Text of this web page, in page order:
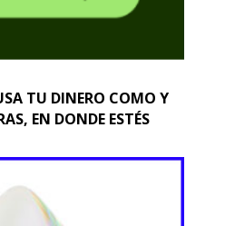
TU DINERO COMO Y
EN DONDE ESTÉS